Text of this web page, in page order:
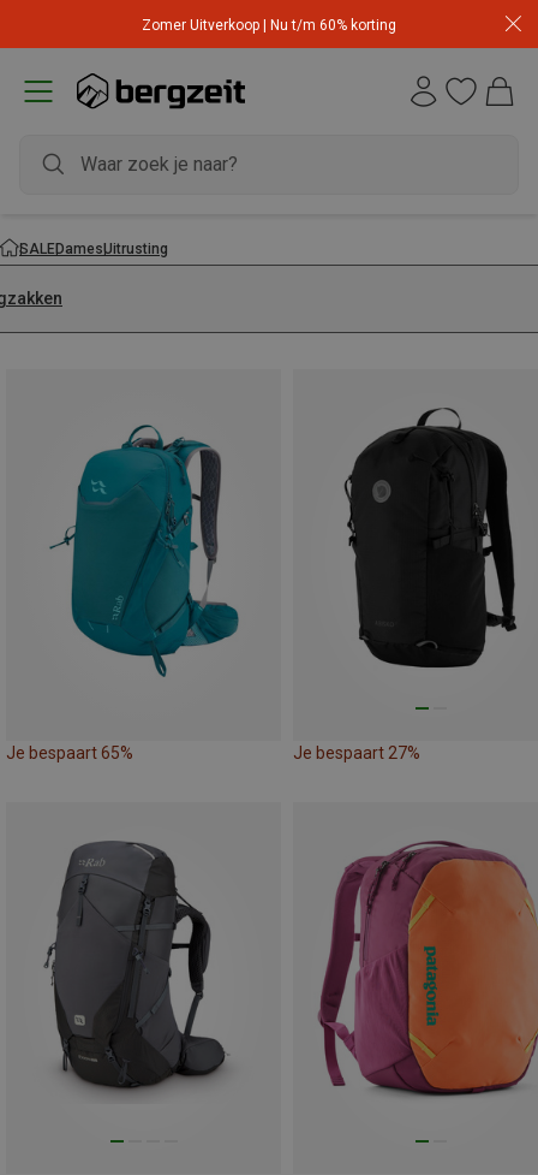
Zomer Uitverkoop | Nu t/m 60% korting
SALEDamesUitrusting
Je bespaart 65% Je bespaart 27%